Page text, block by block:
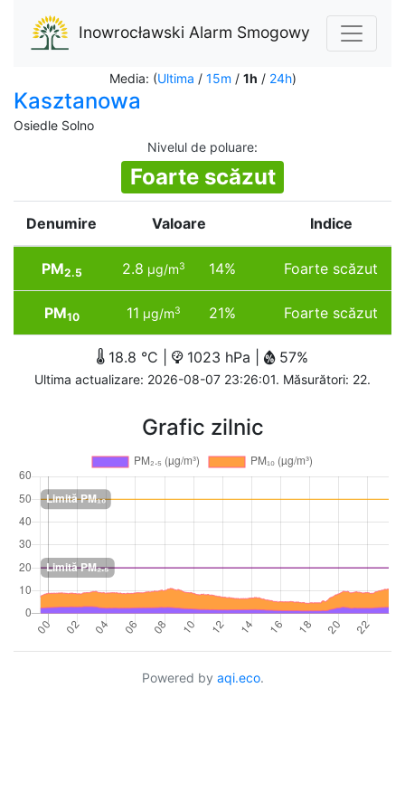
Inowrocławski Alarm Smogowy
Media: (Ultima / 15m / 1h / 24h)
Kasztanowa
Osiedle Solno
Nivelul de poluare:
Foarte scăzut
Denumire Valoare Indice
PM2.5 2.8 µg/m3 14% Foarte scăzut
PM10 11 µg/m3 21% Foarte scăzut
18.8 °C | 1023 hPa | 57%
Ultima actualizare: 2026-08-07 23:26:01. Măsurători: 22.
Grafic zilnic
Powered by aqi.eco.